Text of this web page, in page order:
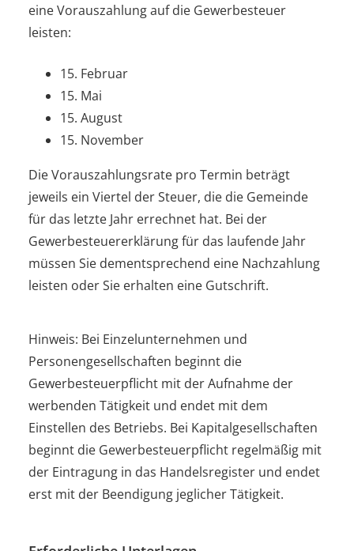
eine Vorauszahlung auf die Gewerbesteuer
leisten:
15. Februar
15. Mai
15. August
15. November
Die Vorauszahlungsrate pro Termin beträgt
jeweils ein Viertel der Steuer, die die Gemeinde
für das letzte Jahr errechnet hat. Bei der
Gewerbesteuererklärung für das laufende Jahr
müssen Sie dementsprechend eine Nachzahlung
leisten oder Sie erhalten eine Gutschrift.
Hinweis: Bei Einzelunternehmen und
Personengesellschaften beginnt die
Gewerbesteuerpflicht mit der Aufnahme der
werbenden Tätigkeit und endet mit dem
Einstellen des Betriebs. Bei Kapitalgesellschaften
beginnt die Gewerbesteuerpflicht regelmäßig mit
der Eintragung in das Handelsregister und endet
erst mit der Beendigung jeglicher Tätigkeit.